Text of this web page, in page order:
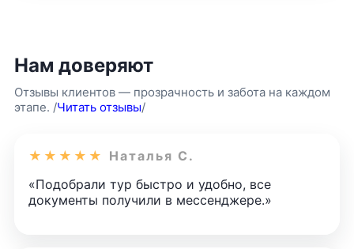
Нам доверяют
Отзывы клиентов — прозрачность и забота на каждом
этапе. /Читать отзывы/
★★★★★ Наталья С.
«Подобрали тур быстро и удобно, все
документы получили в мессенджере.»